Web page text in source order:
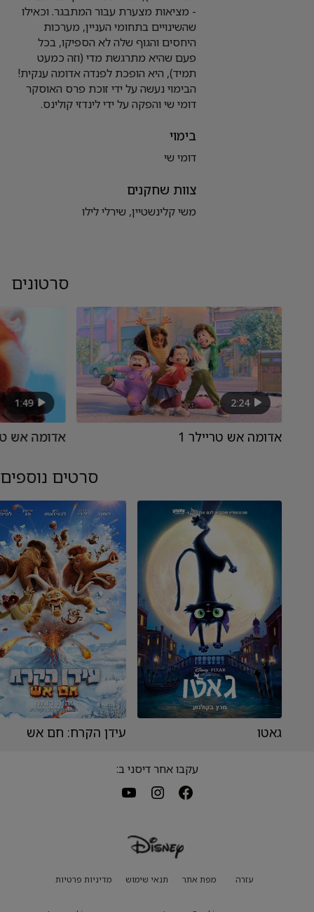
- מציאות מצערת עבור המתבגר. וכאילו
שהשינויים בתחומי העניין, מערכות
היחסים והגוף שלה לא הספיקו, בכל
פעם שהיא מתרגשת מדי (וזה כמעט
תמיד), היא הופכת לפנדה אדומה ענקית!
הבימוי נעשה על ידי זוכת פרס האוסקר
דומי שי והפקה על ידי לינדזי קולינס.
בימוי
דומי שי
צוות שחקנים
משי קלינשטיין, שירלי לילו
סרטונים
2:24
אדומה אש טריילר 1
1:49
אדומה אש
סרטים נוספים
גאטו עידן הקרח: חם אש
עקבו אחר דיסני ב:
עזרה מפת אתר תנאי שימוש מדיניות פרטיות